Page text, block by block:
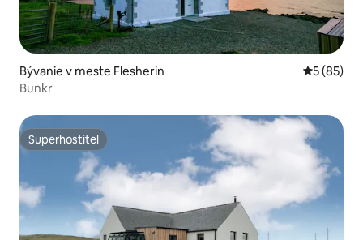
Bývanie v meste Flesherin
5 (85)
Bunkr
Superhostiteľ
Superhostiteľ